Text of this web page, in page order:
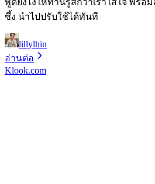
ซึ้ง นำไปปรับใช้ได้ทันที
lillylhin
อ่านต่อ
Klook.com